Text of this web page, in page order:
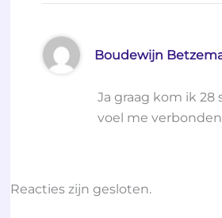
Boudewijn
Ja graag kom ik 28
voel me
Reacties zijn gesloten.